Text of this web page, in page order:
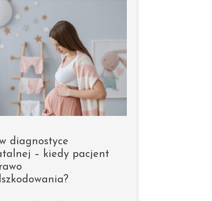
diagnostyce
– kiedy pacjent